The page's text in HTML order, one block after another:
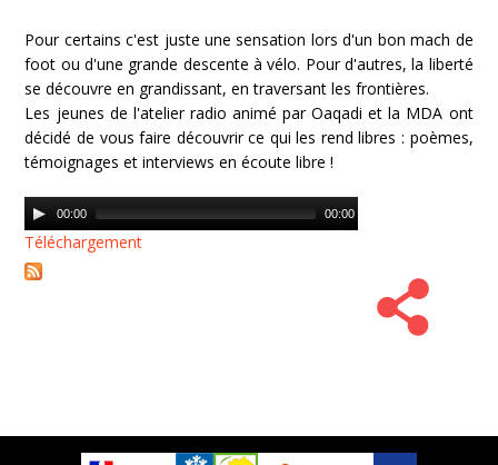
Pour certains c'est juste une sensation lors d'un bon mach de
foot ou d'une grande descente à vélo. Pour d'autres, la liberté
se découvre en grandissant, en traversant les frontières.
Les jeunes de l'atelier radio animé par Oaqadi et la MDA ont
décidé de vous faire découvrir ce qui les rend libres : poèmes,
témoignages et interviews en écoute libre !
Audio
Player
00:00 00:00
Téléchargement